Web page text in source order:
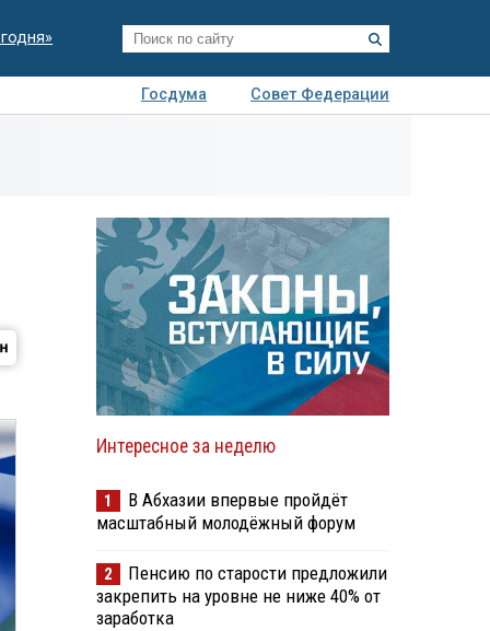
Госдума
Совет Федерации
Интересное за неделю
1
В Абхазии впервые пройдёт
масштабный молодёжный форум
2
Пенсию по старости предложили
закрепить на уровне не ниже 40% от
заработка